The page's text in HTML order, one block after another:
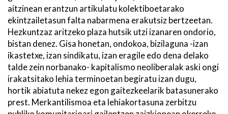
aitzinean erantzun artikulatu kolektiboetarako
ekintzailetasun falta nabarmena erakutsiz bertzeetan.
Hezkuntzaz aritzeko plaza hutsik utzi izanaren ondorio,
bistan denez. Gisa honetan, ondokoa, bizilaguna -izan
ikastetxe, izan sindikatu, izan eragile edo dena delako
talde zein norbanako- kapitalismo neoliberalak aski ongi
irakatsitako lehia terminoetan begiratu izan dugu,
hortik abiatuta nekez egon gaitezkeelarik batasunerako
prest. Merkantilismoa eta lehiakortasuna zerbitzu